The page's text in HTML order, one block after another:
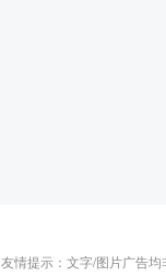
友情提示：文字/图片广告